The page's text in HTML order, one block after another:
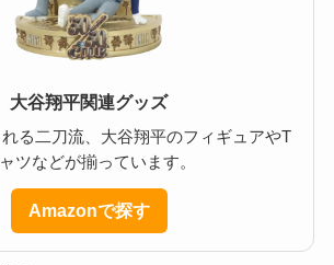
大谷翔平関連グッズ
る二刀流、大谷翔平のフィギュアやT
ツなどが揃っています。
Amazonで探す